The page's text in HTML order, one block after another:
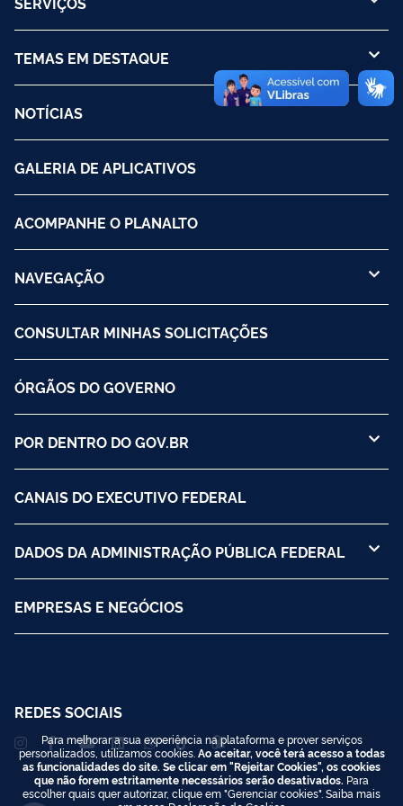
TEMAS EM DESTAQUE
NOTÍCIAS
GALERIA DE APLICATIVOS
ACOMPANHE O PLANALTO
NAVEGAÇÃO
CONSULTAR MINHAS SOLICITAÇÕES
ÓRGÃOS DO GOVERNO
POR DENTRO DO GOV.BR
CANAIS DO EXECUTIVO FEDERAL
DADOS DA ADMINISTRAÇÃO PÚBLICA FEDERAL
EMPRESAS E NEGÓCIOS
REDES SOCIAIS
Para melhorar a sua experiência na plataforma e prover serviços
personalizados, utilizamos cookies. Ao aceitar, você terá acesso a todas
as funcionalidades do site. Se clicar em "Rejeitar Cookies", os cookies
que não forem estritamente necessários serão desativados. Para
escolher quais quer autorizar, clique em "Gerenciar cookies". Saiba mais